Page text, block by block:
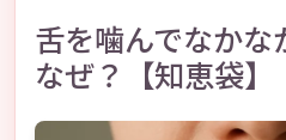
舌を噛んでなかな
なぜ？【知恵袋】